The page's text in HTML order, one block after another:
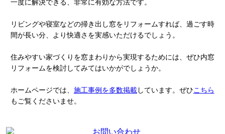
一度に解決できる、非常に有効な方法です。
リビングや寝室などの掃き出し窓をリフォームすれば、過ごす時
間が長い分、より快適さを実感いただけるでしょう。
住みやすい家づくりを窓まわりから実現するためには、ぜひ内窓
リフォームを検討してみてはいかがでしょうか。
ホームページでは、 施工事例を多数掲載しています。ぜひ こちら
もご覧くださいませ。